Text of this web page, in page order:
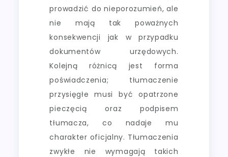
prowadzić do nieporozumień, ale
nie mają tak poważnych
konsekwencji jak w przypadku
dokumentów urzędowych.
Kolejną różnicą jest forma
poświadczenia; tłumaczenie
przysięgłe musi być opatrzone
pieczęcią oraz podpisem
tłumacza, co nadaje mu
charakter oficjalny. Tłumaczenia
zwykłe nie wymagają takich